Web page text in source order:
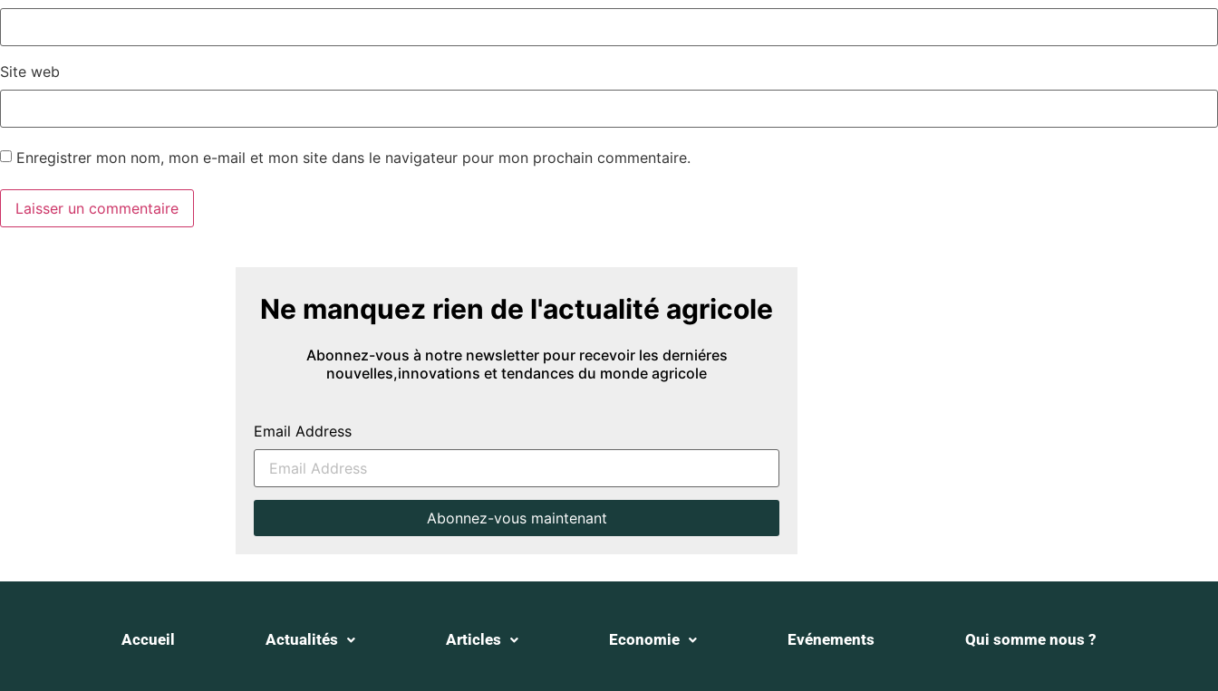
Site web
Enregistrer mon nom, mon e-mail et mon site dans le navigateur pour mon prochain commentaire.
Ne manquez rien de l'actualité agricole
Abonnez-vous à notre newsletter pour recevoir les derniéres
nouvelles,innovations et tendances du monde agricole
Email Address
Accueil Actualités Articles Economie Evénements Qui somme nous ?